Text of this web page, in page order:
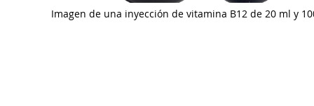
Imagen de una inyección de vitamina B12 de 20 ml y